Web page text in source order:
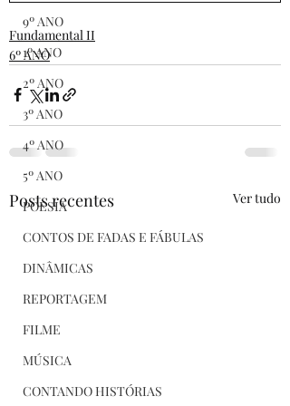
9º ANO
1º ANO
2º ANO
3º ANO
4º ANO
5º ANO
POESIA
CONTOS DE FADAS E FÁBULAS
DINÂMICAS
REPORTAGEM
FILME
MÚSICA
CONTANDO HISTÓRIAS
Fundamental II
6º ANO
Posts recentes Ver tudo